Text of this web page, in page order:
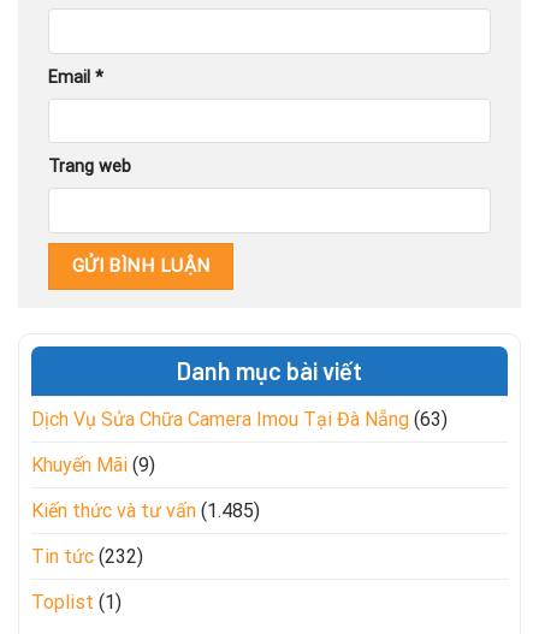
Email *
Trang web
Danh mục bài viết
Dịch Vụ Sửa Chữa Camera Imou Tại Đà Nẵng (63)
Khuyến Mãi (9)
Kiến thức và tư vấn (1.485)
Tin tức (232)
Toplist (1)